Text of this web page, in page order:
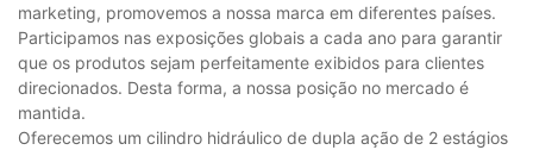
marketing, promovemos a nossa marca em diferentes países.
Participamos nas exposições globais a cada ano para garantir
que os produtos sejam perfeitamente exibidos para clientes
direcionados. Desta forma, a nossa posição no mercado é
mantida.
Oferecemos um cilindro hidráulico de dupla ação de 2 estágios